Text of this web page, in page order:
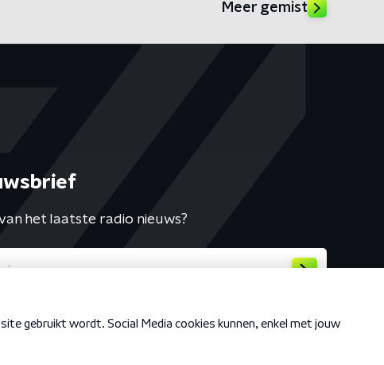
Meer gemist
het laatste radio nieuws?